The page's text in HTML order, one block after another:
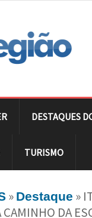
DESTAQUES
TURISMO
» Destaque »
DA